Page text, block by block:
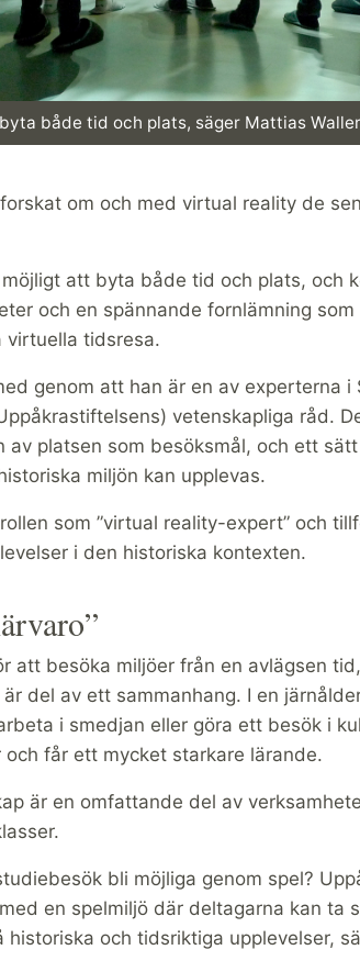
både tid och plats, säger Mattias
om och med virtual reality de
att byta både tid och plats, och
och en spännande fornlämning
virtuella tidsresa.
genom att han är en av experterna i
vetenskapliga råd.
av platsen som besöksmål, och ett
miljön kan upplevas.
som ”virtual reality-expert” och
i den historiska kontexten.
att besöka miljöer från en avlägsen
del av ett sammanhang. I en
i smedjan eller göra ett besök i
och får ett mycket starkare lärande.
är en omfattande del av
bli möjliga genom spel?
en spelmiljö där deltagarna kan ta
och tidsriktiga upplevelser,